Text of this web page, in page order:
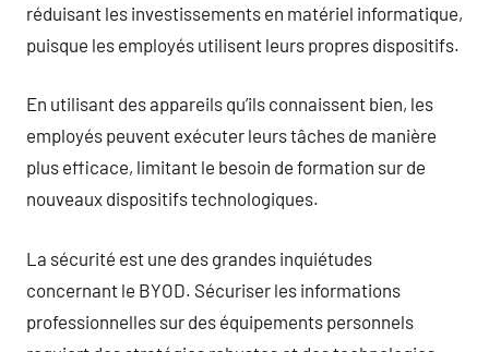
réduisant les investissements en matériel informatique,
puisque les employés utilisent leurs propres dispositifs.
En utilisant des appareils qu’ils connaissent bien, les
employés peuvent exécuter leurs tâches de manière
plus efficace, limitant le besoin de formation sur de
nouveaux dispositifs technologiques.
La sécurité est une des grandes inquiétudes
concernant le BYOD. Sécuriser les informations
professionnelles sur des équipements personnels